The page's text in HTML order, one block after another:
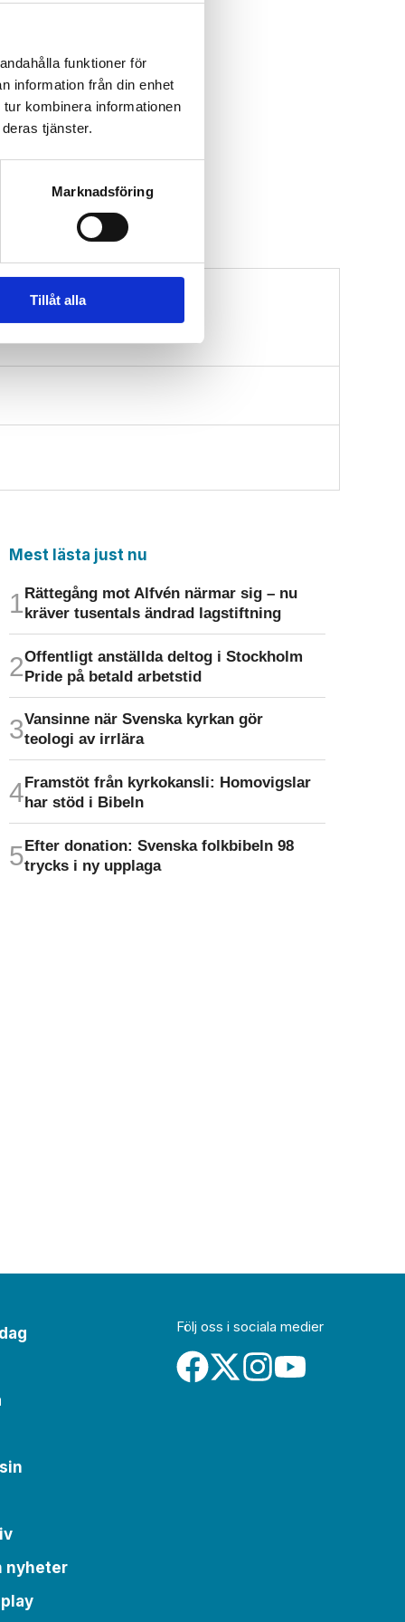
funktioner för
information från din enhet
kombinera informationen
tjänster.
Marknadsföring
Tillåt alla
Mest lästa just nu
Rättegång mot Alfvén närmar sig – nu
kräver tusentals ändrad lagstiftning
Offentligt anställda deltog i Stockholm
Pride på betald arbetstid
Vansinne när Svenska kyrkan gör
teologi av irrlära
Framstöt från kyrkokansli: Homo­vigslar
har stöd i Bibeln
Efter donation: Svenska folkbibeln 98
trycks i ny upplaga
nyheter
Följ oss i sociala medier